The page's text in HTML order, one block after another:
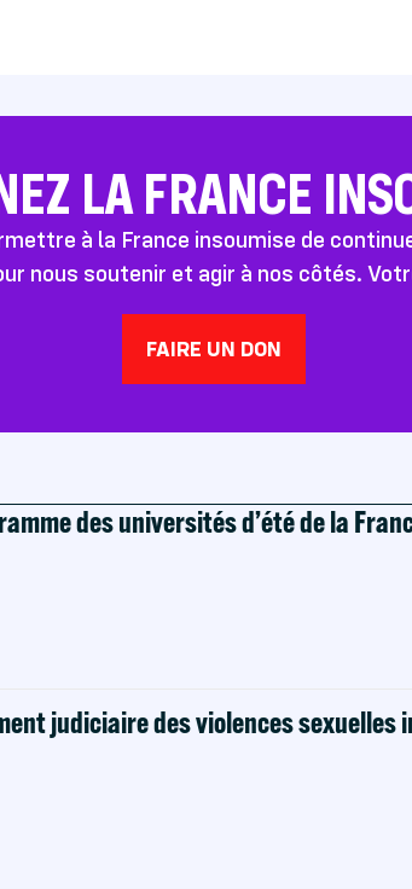
LA FRANCE
à la France insoumise de
nous soutenir et agir à nos côtés.
FAIRE UN DON
des universités d’été de la
judiciaire des violences sexuelles